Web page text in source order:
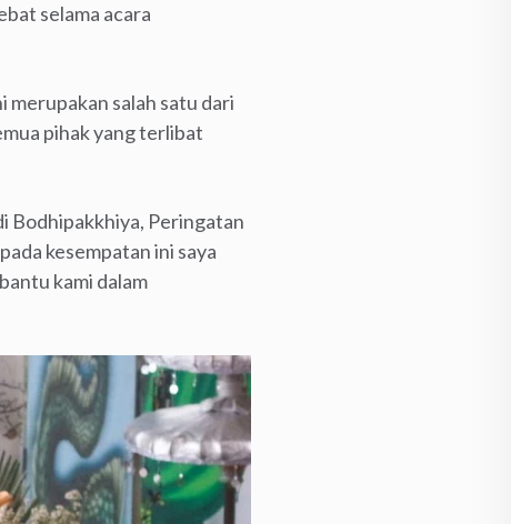
selama acara
merupakan salah satu dari
pihak yang terlibat
Bodhipakkhiya, Peringatan
kesempatan ini saya
kami dalam